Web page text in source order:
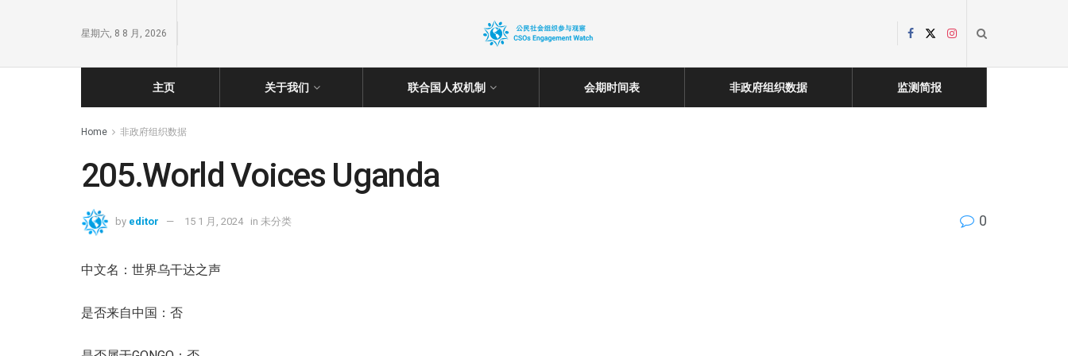
星期六, 8 8 月, 2026
主页 关于我们 联合国人权机制 会期时间表 非政府组织数据 监测简报
Home 非政府组织数据
205.World Voices Uganda
by editor 15 1 月, 2024 in 未分类 0
中文名：世界乌干达之声
是否来自中国：否